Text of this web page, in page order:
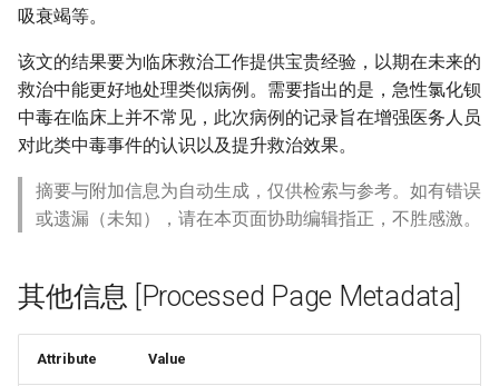
吸衰竭等。
该文的结果要为临床救治工作提供宝贵经验，以期在未来的
救治中能更好地处理类似病例。需要指出的是，急性氯化钡
中毒在临床上并不常见，此次病例的记录旨在增强医务人员
对此类中毒事件的认识以及提升救治效果。
摘要与附加信息为自动生成，仅供检索与参考。如有错误
或遗漏（未知），请在本页面协助编辑指正，不胜感激。
其他信息 [Processed Page Metadata]
Attribute Value